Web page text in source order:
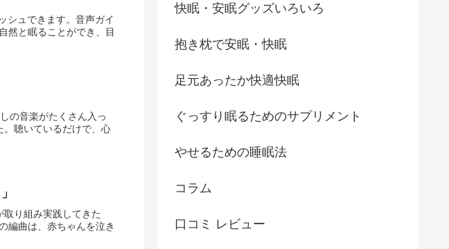
シュできます。音声ガイ
然と眠ることができ、目
の音楽がたくさん入っ
。聴いているだけで、心
り組み実践してきた
編曲は、赤ちゃんを泣き
快眠・安眠グッズいろいろ
抱き枕で安眠・快眠
足元あったか快適快眠
ぐっすり眠るためのサプリメント
やせるための睡眠法
コラム
口コミ レビュー